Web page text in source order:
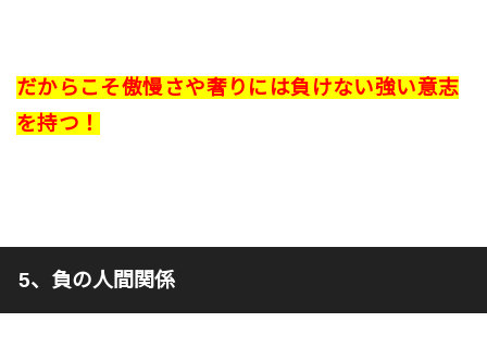
だからこそ傲慢さや奢りには負けない強い意志
を持つ！
5、負の人間関係